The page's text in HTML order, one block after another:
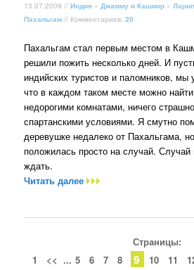
13.07.2009 //Индия » Джамму и Кашмир »
Пахальгам // Комментариев:20
Пахальгам стал первым местом в
решили пожить несколько дней. И
индийских туристов и паломников, мы
что в каждом таком месте можно найти
недорогими комнатами, ничего
спартанскими условиями. Я смутно
деревушке недалеко от Пахальгама,
положилась просто на случай. Случай
ждать.
Читать далее
Страницы:
1
<< ... 5 6 7 8 9 10 11